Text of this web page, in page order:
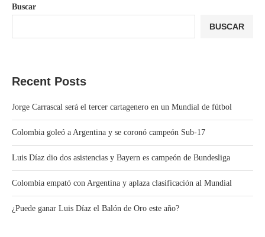
Buscar
BUSCAR
Recent Posts
Jorge Carrascal será el tercer cartagenero en un Mundial de fútbol
Colombia goleó a Argentina y se coronó campeón Sub-17
Luis Díaz dio dos asistencias y Bayern es campeón de Bundesliga
Colombia empató con Argentina y aplaza clasificación al Mundial
¿Puede ganar Luis Díaz el Balón de Oro este año?